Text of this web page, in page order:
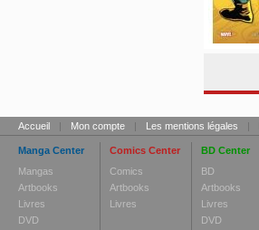
Accueil | Mon compte | Les mentions légales |
Manga Center
Mangas
Artbooks
Livres
DVD
Comics Center
Comics
Artbooks
Livres
BD Center
BD
Artbooks
Livres
DVD